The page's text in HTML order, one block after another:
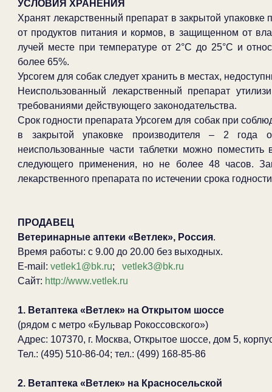
УСЛОВИЯ ХРАНЕНИЯ
Хранят лекарственный препарат в закрытой упаковке
от продуктов питания и кормов, в защищенном от
лучей месте при температуре от 2°С до 25°С и
более 65%.
Урсогем для собак следует хранить в местах,
Неиспользованный лекарственный препарат
требованиями действующего законодательства.
Срок годности препарата Урсогем для собак при
в закрытой упаковке производителя – 2 года
неиспользованные части таблетки можно поместить
следующего применения, но не более 48 часов.
лекарственного препарата по истечении срока
ПРОДАВЕЦ
Ветеринарные аптеки «Ветлек», Россия.
Время работы: с 9.00 до 20.00 без выходных.
E-mail: vetlek1@bk.ru; vetlek3@bk.ru
Сайт: http://www.vetlek.ru
1. Ветаптека «Ветлек» на Открытом шоссе
(рядом с метро «Бульвар Рокоссовского»)
Адрес: 107370, г. Москва, Открытое шоссе, дом 5,
Тел.: (495) 510-86-04; тел.: (499) 168-85-86
2. Ветаптека «Ветлек» на Красносельской